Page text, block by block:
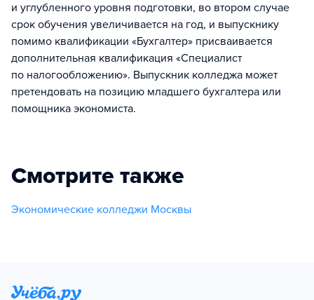
и углубленного уровня подготовки, во втором случае
срок обучения увеличивается на год, и выпускнику
помимо квалификации «Бухгалтер» присваивается
дополнительная квалификация «Специалист
по налогообложению». Выпускник колледжа может
претендовать на позицию младшего бухгалтера или
помощника экономиста.
Смотрите также
Экономические колледжи Москвы